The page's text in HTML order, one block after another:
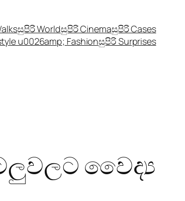
සුපිරි Worldසුපිරි Cinemaසුපිරි Cases
u0026amp; Fashionසුපිරි Surprises
වෛද්‍ය